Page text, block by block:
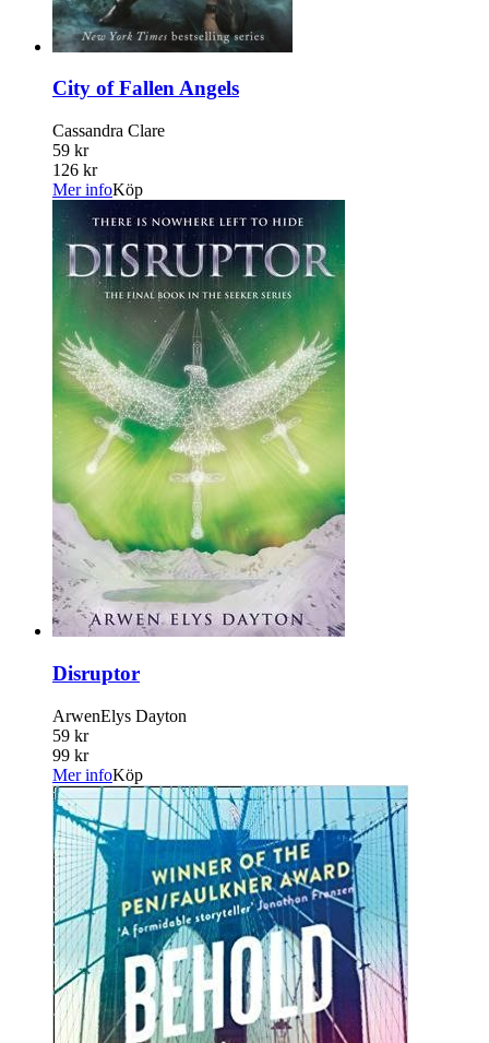
City of Fallen Angels
Cassandra Clare
59 kr
126 kr
Mer infoKöp
Disruptor
ArwenElys Dayton
59 kr
99 kr
Mer infoKöp